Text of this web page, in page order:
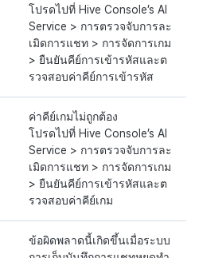
โปรดไปที่ Hive Console’s AI
Service > การตรวจจับการละ
เมิดการแชท > การจัดการเกม
> ยืนยันคีย์การเข้ารหัสและต
รวจสอบค่าคีย์การเข้ารหัส
ค่าคีย์เกมไม่ถูกต้อง
โปรดไปที่ Hive Console’s AI
Service > การตรวจจับการละ
เมิดการแชท > การจัดการเกม
> ยืนยันคีย์การเข้ารหัสและต
รวจสอบค่าคีย์เกม
ข้อผิดพลาดนี้เกิดขึ้นเมื่อระบบ